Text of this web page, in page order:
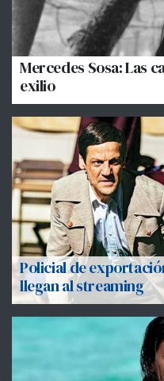
Policial de
llegan al streaming
Mercedes Sosa: Las
exilio